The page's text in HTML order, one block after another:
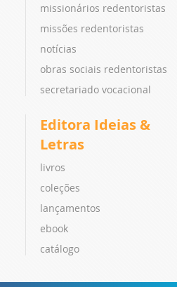
missionários redentoristas
missões redentoristas
notícias
obras sociais redentoristas
secretariado vocacional
Editora Ideias &
Letras
livros
coleções
lançamentos
ebook
catálogo